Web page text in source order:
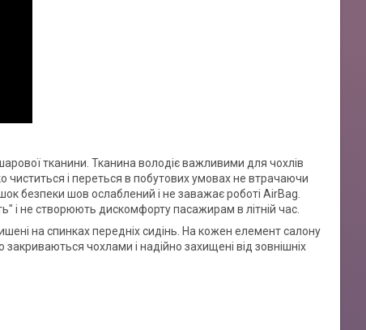
тканини. Тканина володіє важливими для чохлів
чиститься і переться в побутових умовах не втрачаючи
безпеки шов ослаблений і не заважає роботі AirBag.
і не створюють дискомфорту пасажирам в літній час.
на спинках передніх сидінь. На кожен елемент салону
чохлами і надійно захищені від зовнішніх